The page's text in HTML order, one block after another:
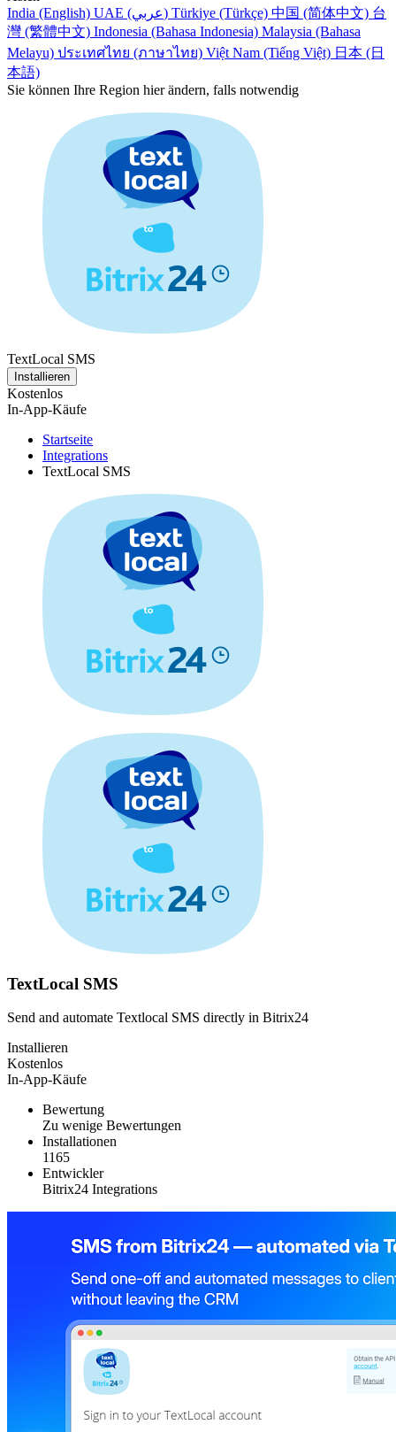
India (English)
UAE (عربي) Türkiye (Türkçe) 中国 (简体中文) 台
灣 (繁體中文) Indonesia (Bahasa Indonesia) Malaysia (Bahasa
Melayu) ประเทศไทย (ภาษาไทย) Việt Nam (Tiếng Việt) 日本 (日
本語)
Sie können Ihre Region hier ändern, falls notwendig
TextLocal SMS
Installieren
Kostenlos
In-App-Käufe
Startseite
Integrations
TextLocal SMS
TextLocal SMS
Send and automate Textlocal SMS directly in Bitrix24
Installieren
Kostenlos
In-App-Käufe
Bewertung
Zu wenige Bewertungen
Installationen
1165
Entwickler
Bitrix24 Integrations